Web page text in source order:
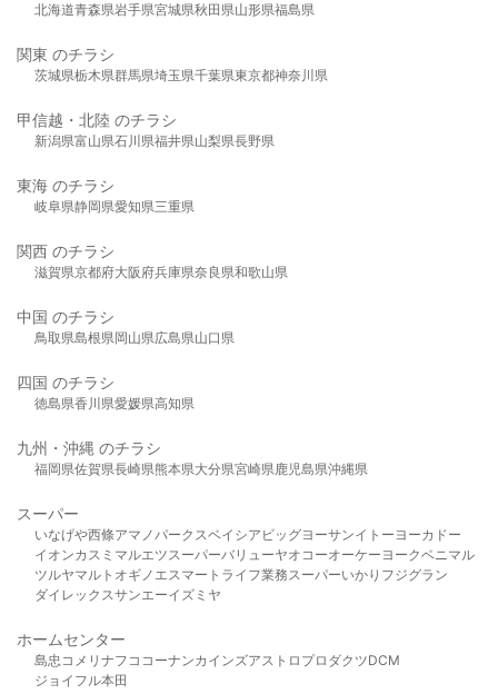
北海道青森県岩手県宮城県秋田県山形県福島県
関東 のチラシ
茨城県栃木県群馬県埼玉県千葉県東京都神奈川県
甲信越・北陸 のチラシ
新潟県富山県石川県福井県山梨県長野県
東海 のチラシ
岐阜県静岡県愛知県三重県
関西 のチラシ
滋賀県京都府大阪府兵庫県奈良県和歌山県
中国 のチラシ
鳥取県島根県岡山県広島県山口県
四国 のチラシ
徳島県香川県愛媛県高知県
九州・沖縄 のチラシ
福岡県佐賀県長崎県熊本県大分県宮崎県鹿児島県沖縄県
スーパー
いなげや西條アマノパークスベイシア ビッグヨーサンイトーヨーカドー
イオンカスミ マルエツスーパーバリューヤオコーオーケー ヨークベニマル
ツルヤマルト オギノ エスマート ライフ業務スーパーいかり フジグラン
ダイレックスサンエーイズミヤ
ホームセンター
島忠 コメリ ナフコ コーナンカインズアストロプロダクツDCM
ジョイフル本田